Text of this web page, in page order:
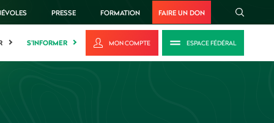
PRESSE FORMATION FAIRE UN DON
S'INFORMER MON COMPTE ESPACE FÉDÉRAL